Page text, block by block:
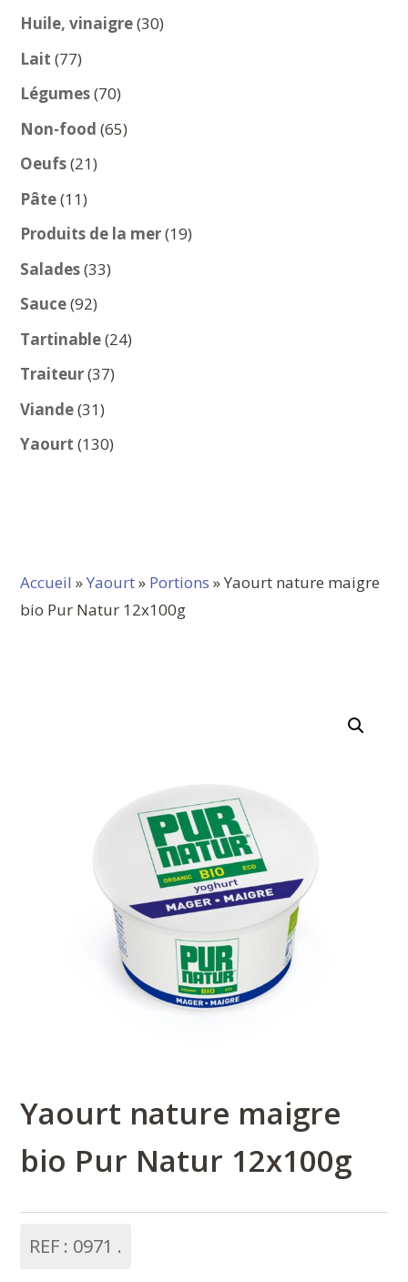
produits
Huile, vinaigre 3030
Lait 7777
produits
Légumes 7070
produits
Non-food 6565
Oeufs 2121
Pâte 1111
produits
Produits de la mer 1919
Salades 3333
Sauce 9292
produits
Tartinable 2424
Traiteur 3737
Viande 3131
produits
Yaourt 130130
Accueil »Yaourt» Portions » Yaourt nature maigre
bio Pur Natur 12x100g
Yaourt nature maigre
bio Pur Natur 12x100g
REF : 0971